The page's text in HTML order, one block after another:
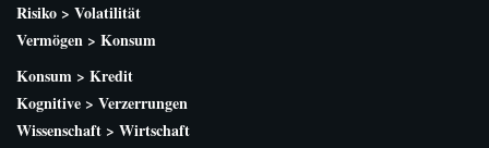
Risiko > Volatilität
Vermögen > Konsum
Konsum > Kredit
Kognitive > Verzerrungen
Wissenschaft > Wirtschaft